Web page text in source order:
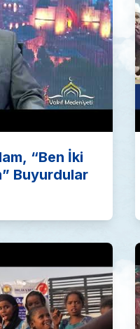
“Ben İki
Buyurdular